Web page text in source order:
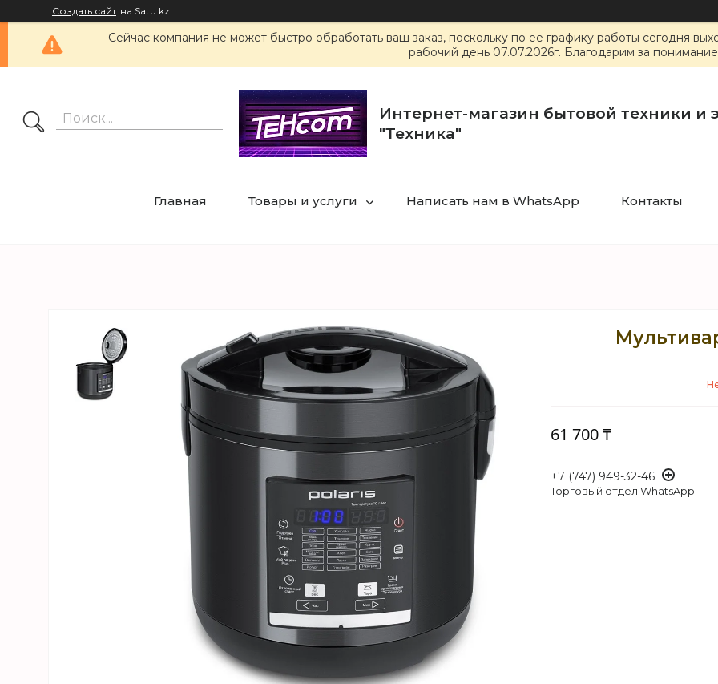
Создать сайт на Satu.kz
Сейчас компания не может быстро обработать ваш заказ, поскольку по ее графику работы сегодня
рабочий день 07.07.2026г. Благодарим за
Интернет-магазин бытовой техники и
"Техника"
Главная Товары и услуги Написать нам в WhatsApp Контакты
61 700 ₸
+7 (747) 949-32-46
Торговый отдел WhatsApp